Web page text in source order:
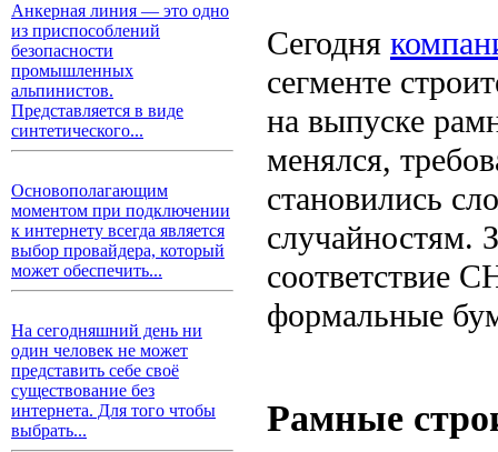
Анкерная линия — это одно
из приспособлений
безопасности
промышленных
альпинистов.
Представляется в виде
синтетического...
Основополагающим
моментом при подключении
к интернету всегда является
выбор провайдера, который
может обеспечить...
На сегодняшний день ни
один человек не может
представить себе своё
существование без
интернета. Для того чтобы
выбрать...
Сегодня
сегменте
на выпуске
менялся,
становились
случайностям.
соответствие
формальные
Рамные